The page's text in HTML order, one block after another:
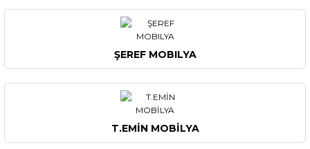
ŞEREF MOBILYA
T.EMİN MOBİLYA